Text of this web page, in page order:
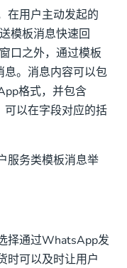
在用户主动发起的
模板消息快速回
口之外，通过模板
。消息内容可以包
格式，并包含
以在字段对应的括
服务类模板消息举
择通过WhatsApp发
时可以及时让用户